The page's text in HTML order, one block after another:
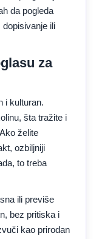
da pogleda
ili
za
i kulturan.
šta tražite i
želite
ozbiljniji
to treba
ili previše
bez pritiska i
kao prirodan